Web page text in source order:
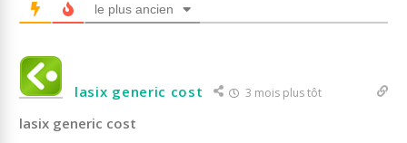
le plus ancien
lasix generic cost 3 mois plus tôt
lasix generic cost